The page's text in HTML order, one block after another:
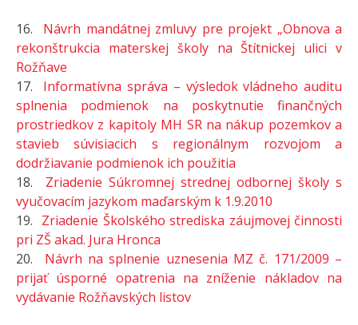
16. Návrh mandátnej zmluvy pre projekt „Obnova a
rekonštrukcia materskej školy na Štítnickej ulici v
Rožňave
17. Informatívna správa – výsledok vládneho auditu
splnenia podmienok na poskytnutie finančných
prostriedkov z kapitoly MH SR na nákup pozemkov a
stavieb súvisiacich s regionálnym rozvojom a
dodržiavanie podmienok ich použitia
18. Zriadenie Súkromnej strednej odbornej školy s
vyučovacím jazykom maďarským k 1.9.2010
19. Zriadenie Školského strediska záujmovej činnosti
pri ZŠ akad. Jura Hronca
20. Návrh na splnenie uznesenia MZ č. 171/2009 –
prijať úsporné opatrenia na zníženie nákladov na
vydávanie Rožňavských listov